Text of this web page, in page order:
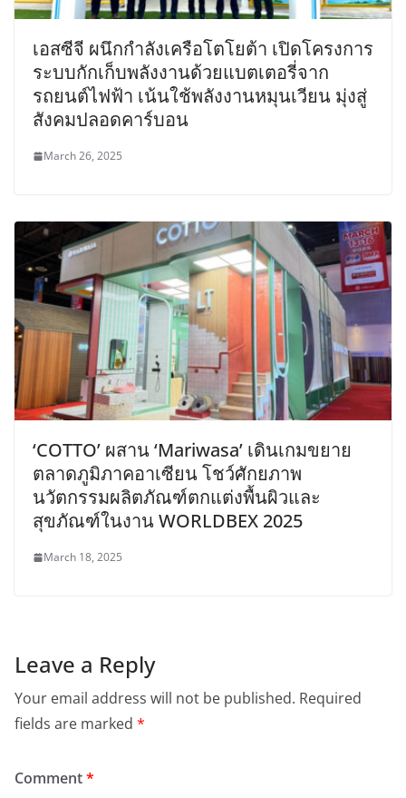
เอสซีจี ผนึกกำลังเครือโตโยต้า เปิดโครงการ
ระบบกักเก็บพลังงานด้วยแบตเตอรี่จาก
รถยนต์ไฟฟ้า เน้นใช้พลังงานหมุนเวียน มุ่งสู่
สังคมปลอดคาร์บอน
March 26, 2025
‘COTTO’ ผสาน ‘Mariwasa’ เดินเกมขยาย
ตลาดภูมิภาคอาเซียน โชว์ศักยภาพ
นวัตกรรมผลิตภัณฑ์ตกแต่งพื้นผิวและ
สุขภัณฑ์ในงาน WORLDBEX 2025
March 18, 2025
Leave a Reply
Your email address will not be published. Required
fields are marked *
Comment*